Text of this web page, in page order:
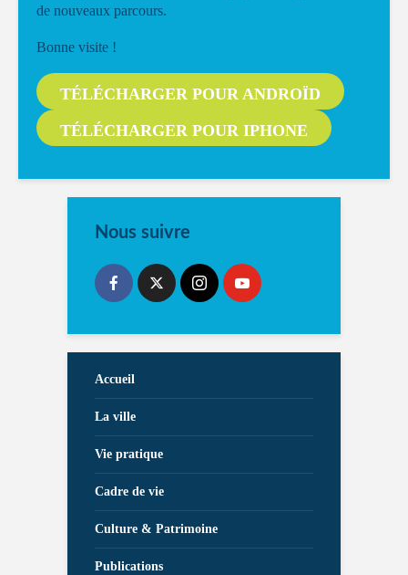
de nouveaux parcours.
Bonne visite !
TÉLÉCHARGER POUR ANDROÏD
TÉLÉCHARGER POUR IPHONE
Nous suivre
Accueil
La ville
Vie pratique
Cadre de vie
Culture & Patrimoine
Publications